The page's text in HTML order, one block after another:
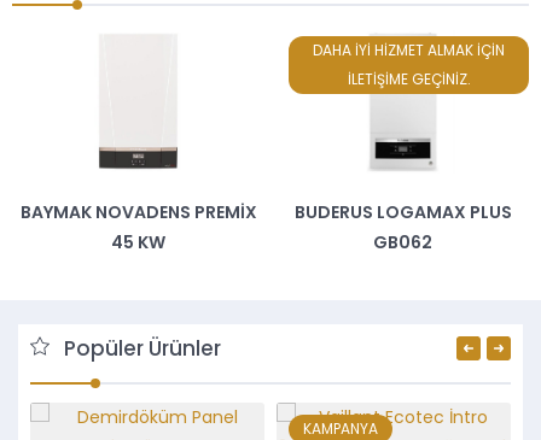
BAYMAK NOVADENS PREMIX
45 KW
DAHA İYİ HİZMET ALMAK İÇİN
İLETİŞİME GEÇİNİZ.
BUDERUS LOGAMAX PLUS
GB062
Popüler Ürünler
KAMPANYA